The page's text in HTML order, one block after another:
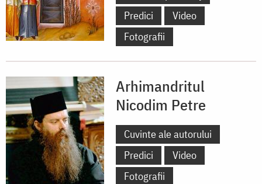
Predici
Video
Fotografii
Arhimandritul
Nicodim Petre
Cuvinte ale autorului
Predici
Video
Fotografii